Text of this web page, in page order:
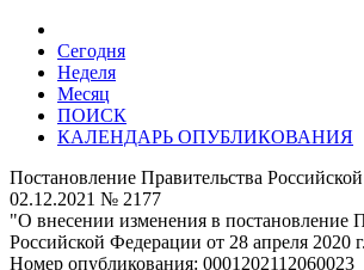
Сегодня
Неделя
Месяц
ПОИСК
КАЛЕНДАРЬ ОПУБЛИКОВАНИЯ
Постановление Правительства
02.12.2021 № 2177
"О внесении изменения в постановление
Российской Федерации от 28 апреля 2020
Номер опубликования: 0001202112060023